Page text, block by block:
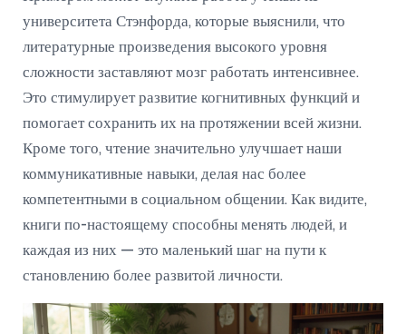
университета Стэнфорда, которые выяснили, что
литературные произведения высокого уровня
сложности заставляют мозг работать интенсивнее.
Это стимулирует развитие когнитивных функций и
помогает сохранить их на протяжении всей жизни.
Кроме того, чтение значительно улучшает наши
коммуникативные навыки, делая нас более
компетентными в социальном общении. Как видите,
книги по-настоящему способны менять людей, и
каждая из них — это маленький шаг на пути к
становлению более развитой личности.